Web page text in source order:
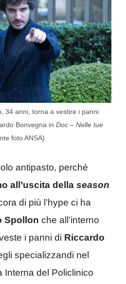
34 anni, torna a vestire i panni
Bonvegna in Doc – Nelle tue
foto ANSA)
antipasto, perché
all’uscita della season
di più l’hype ci ha
Spollon che all’interno
i panni di Riccardo
specializzandi nel
Interna del Policlinico